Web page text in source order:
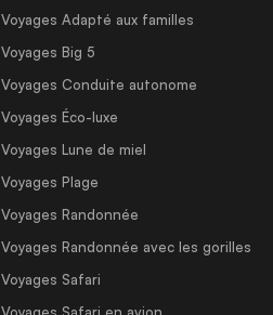
Voyages Adapté aux familles
Voyages Big 5
Voyages Conduite autonome
Voyages Éco-luxe
Voyages Lune de miel
Voyages Plage
Voyages Randonnée
Voyages Randonnée avec les gorilles
Voyages Safari
Voyages Safari en avion